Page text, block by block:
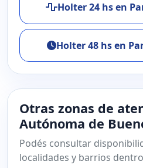
Holter 24 hs en
Holter 48 hs en
Otras zonas de
Autónoma de
Podés consultar
localidades y barrios